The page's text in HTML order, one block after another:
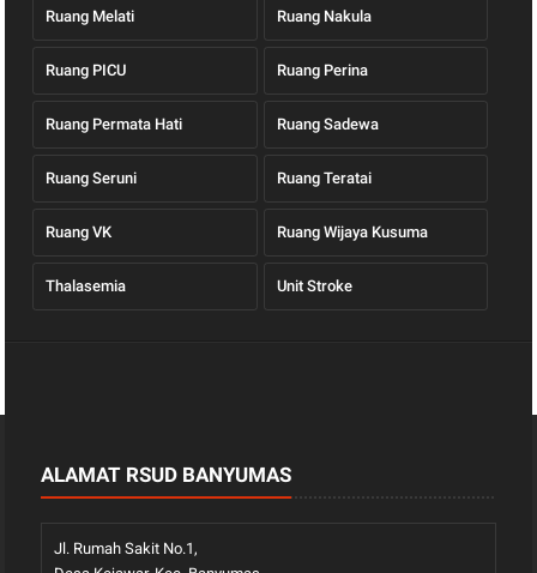
Ruang Melati Ruang Nakula
Ruang PICU Ruang Perina
Ruang Permata Hati Ruang Sadewa
Ruang Seruni Ruang Teratai
Ruang VK Ruang Wijaya Kusuma
Thalasemia Unit Stroke
ALAMAT RSUD BANYUMAS
Jl. Rumah Sakit No.1,